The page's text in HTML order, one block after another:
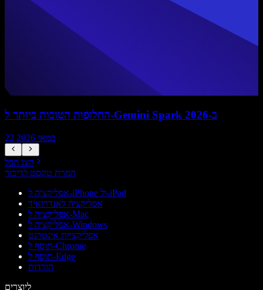
החלופות הטובות ביותר ל-Gemini Spark ב-2026
22 במאי 2026
הצג הכל
המרת טקסט לדיבור
אפליקציה ל-iPhone ול-iPad
אפליקציה לאנדרואיד
אפליקציה ל-Mac
אפליקציה ל-Windows
אפליקציית אינטרנט
תוסף ל-Chrome
תוסף ל-Edge
הורדות
ליוצרים